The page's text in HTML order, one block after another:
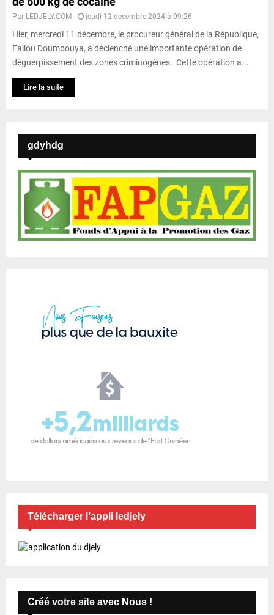
Par LEDJELY.COM jeudi 12 décembre 2024 à 09:26
Hier, mercredi 11 décembre, le procureur général de la République,
Fallou Doumbouya, a déclenché une importante opération de
déguerpissement des zones criminogènes. Cette opération a...
Lire la suite
gdyhdg
Télécharger l’appli ledjely
Créé votre site avec Nous !